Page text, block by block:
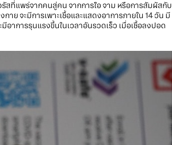
รัสที่แพร่จากคนสู่คน จากการไอ จาม หรือการสัมผัสกับ
าย จะมีการเพาะเชื้อและแสดงอาการภายใน 14 วัน มี
อาการรุนแรงขึ้นในเวลาอันรวดเร็ว เมื่อเชื้อลงปอด